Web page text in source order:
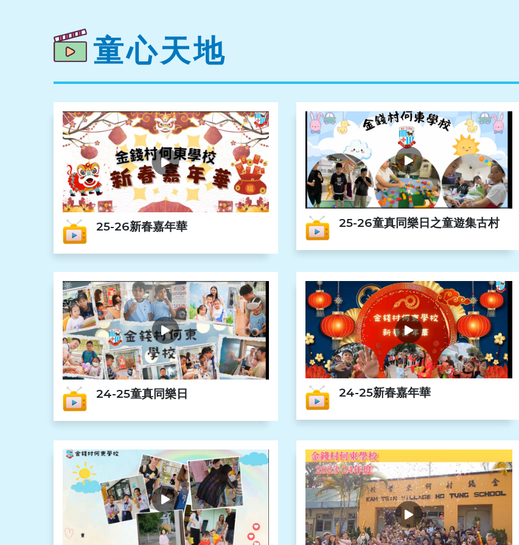
童心天地
25-26新春嘉年華 25-26童真同樂日之童遊集古村
24-25童真同樂日 24-25新春嘉年華